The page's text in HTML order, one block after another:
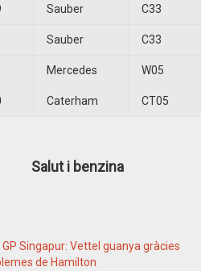
Sauber C33
Sauber C33
Mercedes W05
Caterham CT05
Salut i benzina
GP Singapur: Vettel guanya gràcies
de Hamilton